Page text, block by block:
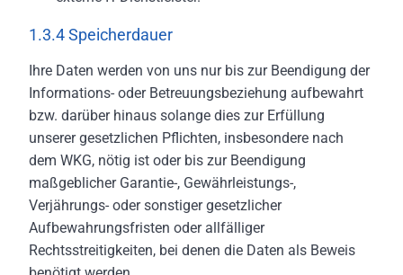
1.3.4 Speicherdauer
Ihre Daten werden von uns nur bis zur Beendigung der
Informations- oder Betreuungsbeziehung aufbewahrt
bzw. darüber hinaus solange dies zur Erfüllung
unserer gesetzlichen Pflichten, insbesondere nach
dem WKG, nötig ist oder bis zur Beendigung
maßgeblicher Garantie-, Gewährleistungs-,
Verjährungs- oder sonstiger gesetzlicher
Aufbewahrungsfristen oder allfälliger
Rechtsstreitigkeiten, bei denen die Daten als Beweis